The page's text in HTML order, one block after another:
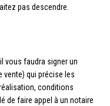
pas descendre.
vous faudra signer un
qui précise les
conditions
de faire appel à un notaire